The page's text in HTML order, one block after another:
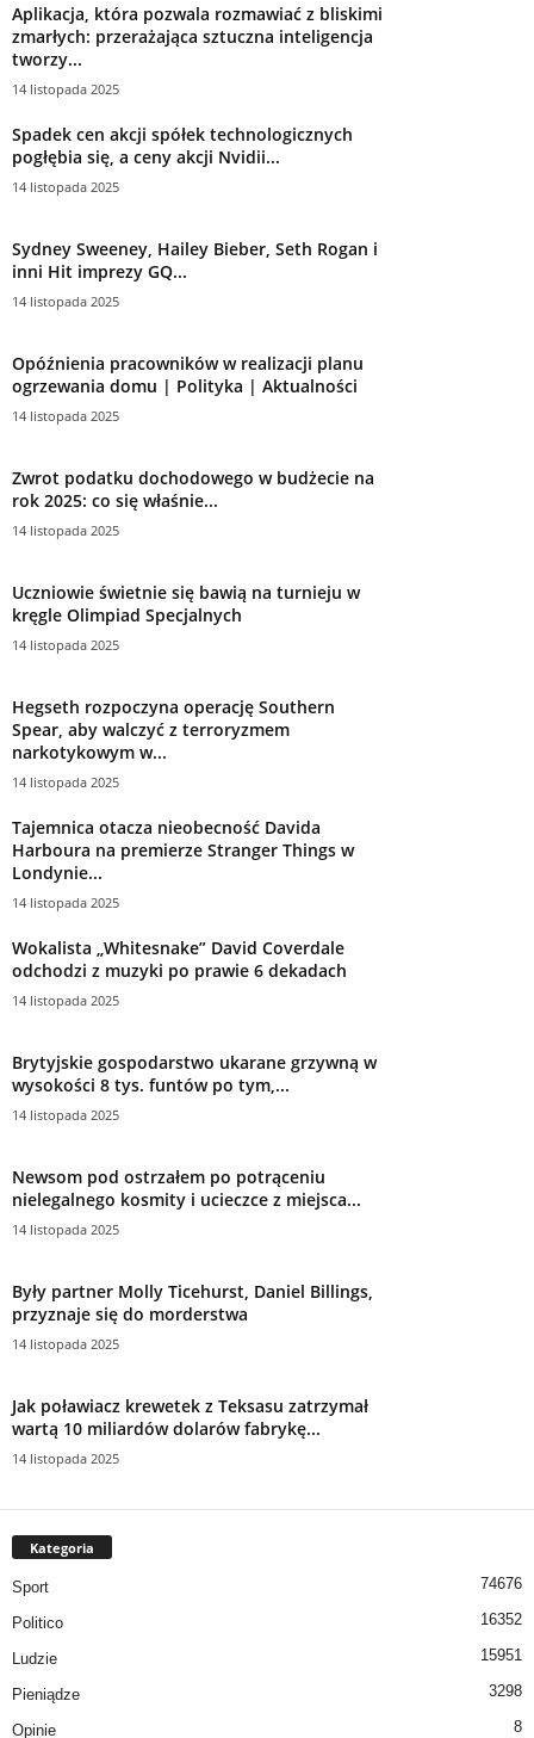
Aplikacja, która pozwala rozmawiać z bliskimi
zmarłych: przerażająca sztuczna inteligencja
tworzy...
14 listopada 2025
Spadek cen akcji spółek technologicznych
pogłębia się, a ceny akcji Nvidii...
14 listopada 2025
Sydney Sweeney, Hailey Bieber, Seth Rogan i
inni Hit imprezy GQ...
14 listopada 2025
Opóźnienia pracowników w realizacji planu
ogrzewania domu | Polityka | Aktualności
14 listopada 2025
Zwrot podatku dochodowego w budżecie na
rok 2025: co się właśnie...
14 listopada 2025
Uczniowie świetnie się bawią na turnieju w
kręgle Olimpiad Specjalnych
14 listopada 2025
Hegseth rozpoczyna operację Southern
Spear, aby walczyć z terroryzmem
narkotykowym w...
14 listopada 2025
Tajemnica otacza nieobecność Davida
Harboura na premierze Stranger Things w
Londynie...
14 listopada 2025
Wokalista „Whitesnake” David Coverdale
odchodzi z muzyki po prawie 6 dekadach
14 listopada 2025
Brytyjskie gospodarstwo ukarane grzywną w
wysokości 8 tys. funtów po tym,...
14 listopada 2025
Newsom pod ostrzałem po potrąceniu
nielegalnego kosmity i ucieczce z miejsca...
14 listopada 2025
Były partner Molly Ticehurst, Daniel Billings,
przyznaje się do morderstwa
14 listopada 2025
Jak poławiacz krewetek z Teksasu zatrzymał
wartą 10 miliardów dolarów fabrykę...
14 listopada 2025
Kategoria
Sport 74676
Politico 16352
Ludzie 15951
Pieniądze 3298
Opinie 8